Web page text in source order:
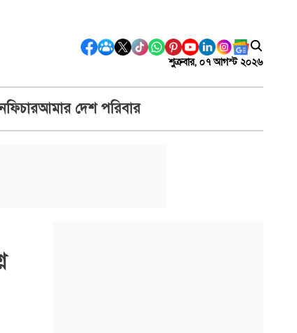
শুক্রবার, ০৭ আগস্ট ২০২৬
ফিচারআমার দেশ পরিবার